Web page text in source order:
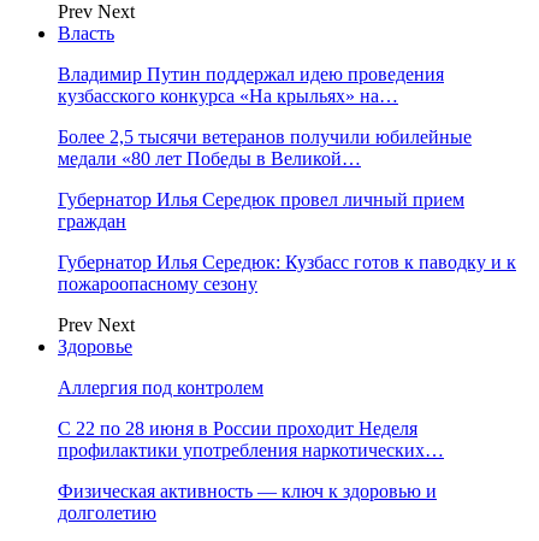
Prev Next
Власть
Владимир Путин поддержал идею проведения
кузбасского конкурса «На крыльях» на…
Более 2,5 тысячи ветеранов получили юбилейные
медали «80 лет Победы в Великой…
Губернатор Илья Середюк провел личный прием
граждан
Губернатор Илья Середюк: Кузбасс готов к паводку и к
пожароопасному сезону
Prev Next
Здоровье
Аллергия под контролем
С 22 по 28 июня в России проходит Неделя
профилактики употребления наркотических…
Физическая активность — ключ к здоровью и
долголетию